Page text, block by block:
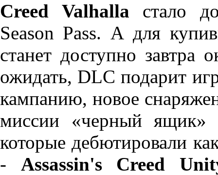
Creed Valhalla стало
Season Pass. А для
станет доступно завтра
ожидать, DLC подарит
кампанию, новое
миссии «черный ящик»
которые дебютировали
- Assassin's Creed